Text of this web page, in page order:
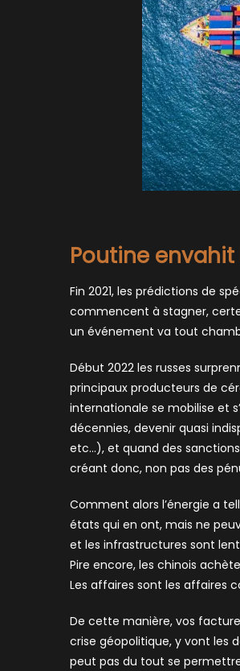
Poutine envahit
Fin 2021, les prédictions de
commencent à stagner,
un événement va tout
Début 2022 les russes
principaux producteurs de
internationale se mobilise et
décennies, devenir quasi
etc…), et quand des
créant donc, non pas des
Comment alors l’énergie a
états qui en ont, mais ne
et les infrastructures sont
Pire encore, les chinois
Les affaires sont les affaires
De cette manière, vos
crise géopolitique, y vont les
peut pas du tout se